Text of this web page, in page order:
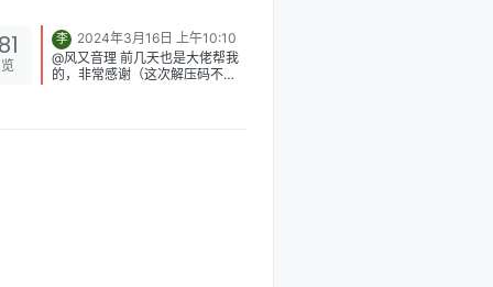
李
2024年3月16日 上午10:10
@风又音理 前几天也是大佬帮我
的，非常感谢（这次解压码不会